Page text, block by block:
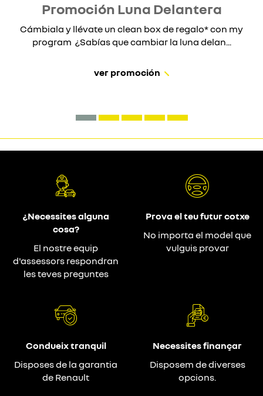
Promoción Luna Delantera
Cámbiala y llévate un clean box de regalo* con my
program ¿Sabías que cambiar la luna delan...
ver promoción
¿Necessites alguna
cosa?
El nostre equip
d'assessors respondran
les teves preguntes
Prova el teu futur cotxe
No importa el model que
vulguis provar
Condueix tranquil
Disposes de la garantia
de Renault
Necessites finançar
Disposem de diverses
opcions.